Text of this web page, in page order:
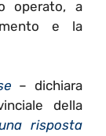
operato, a
e la
– dichiara
della
risposta